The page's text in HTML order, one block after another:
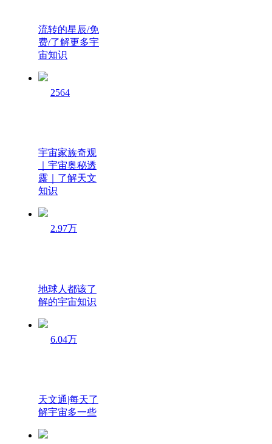
流转的星辰/免
费/了解更多宇
宙知识
2564
宇宙家族奇观
｜宇宙奥秘透
露｜了解天文
知识
2.97万
地球人都该了
解的宇宙知识
6.04万
天文通|每天了
解宇宙多一些